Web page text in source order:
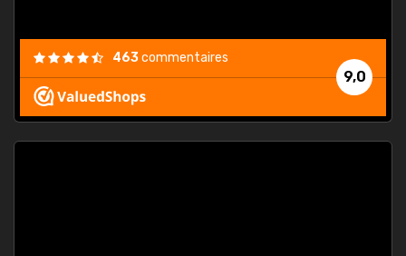
9,0
463commentaires